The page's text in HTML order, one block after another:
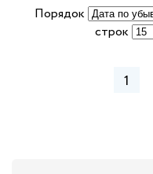
Порядок
строк
1